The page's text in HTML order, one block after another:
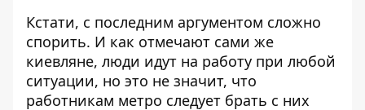
Кстати, с последним аргументом сложно
спорить. И как отмечают сами же
киевляне, люди идут на работу при любой
ситуации, но это не значит, что
работникам метро следует брать с них